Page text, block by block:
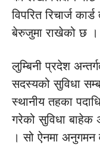
विपरित रिचार्ज
बेरुजुमा राखेको छ ।
लुम्बिनी प्रदेश
सदस्यको सुविधा
स्थानीय तहका
गरेको सुविधा
। सो ऐनमा अनुगमन